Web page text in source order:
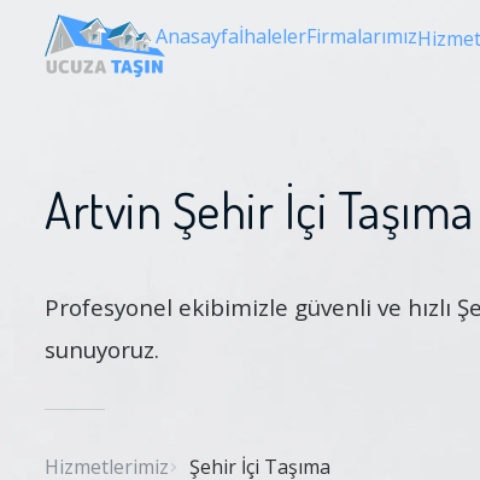
AnasayfaİhalelerFirmalarımız
Artvin Şehir İçi Taşıma
Profesyonel ekibimizle güvenli ve hızlı
sunuyoruz.
Hizmetlerimiz Şehir İçi Taşıma